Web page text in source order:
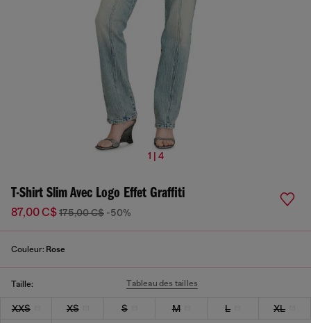
1 | 4
T-Shirt Slim Avec Logo Effet Graffiti
87,00 C$175,00 C$ -50%
Couleur: Rose
Taille: Tableau des tailles
XXS XS S M L
XL